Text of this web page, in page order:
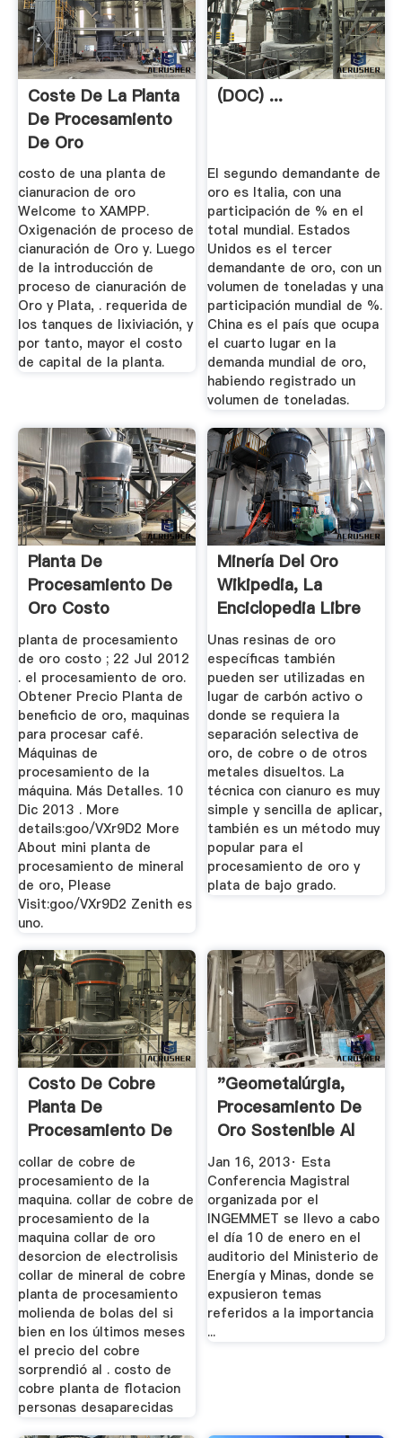
Coste De La Planta
De Procesamiento
De Oro
costo de una planta de
cianuracion de oro
Welcome to XAMPP.
Oxigenación de proceso de
cianuración de Oro y. Luego
de la introducción de
proceso de cianuración de
Oro y Plata, . requerida de
los tanques de lixiviación, y
por tanto, mayor el costo
de capital de la planta.
(DOC) ...
El segundo demandante de
oro es Italia, con una
participación de % en el
total mundial. Estados
Unidos es el tercer
demandante de oro, con un
volumen de toneladas y una
participación mundial de %.
China es el país que ocupa
el cuarto lugar en la
demanda mundial de oro,
habiendo registrado un
volumen de toneladas.
Planta De
Procesamiento De
Oro Costo
planta de procesamiento
de oro costo ; 22 Jul 2012
. el procesamiento de oro.
Obtener Precio Planta de
beneficio de oro, maquinas
para procesar café.
Máquinas de
procesamiento de la
máquina. Más Detalles. 10
Dic 2013 . More
details:goo/VXr9D2 More
About mini planta de
procesamiento de mineral
de oro, Please
Visit:goo/VXr9D2 Zenith es
uno.
Minería Del Oro
Wikipedia, La
Enciclopedia Libre
Unas resinas de oro
específicas también
pueden ser utilizadas en
lugar de carbón activo o
donde se requiera la
separación selectiva de
oro, de cobre o de otros
metales disueltos. La
técnica con cianuro es muy
simple y sencilla de aplicar,
también es un método muy
popular para el
procesamiento de oro y
plata de bajo grado.
Costo De Cobre
Planta De
Procesamiento De
Oro
collar de cobre de
procesamiento de la
maquina. collar de cobre de
procesamiento de la
maquina collar de oro
desorcion de electrolisis
collar de mineral de cobre
planta de procesamiento
molienda de bolas del si
bien en los últimos meses
el precio del cobre
sorprendió al . costo de
cobre planta de flotacion
personas desaparecidas
"Geometalúrgia,
Procesamiento De
Oro Sostenible Al
Medio ...
Jan 16, 2013· Esta
Conferencia Magistral
organizada por el
INGEMMET se llevo a cabo
el día 10 de enero en el
auditorio del Ministerio de
Energía y Minas, donde se
expusieron temas
referidos a la importancia
...